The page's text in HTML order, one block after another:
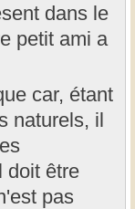
dans le
petit ami a
car, étant
naturels, il
doit être
pas